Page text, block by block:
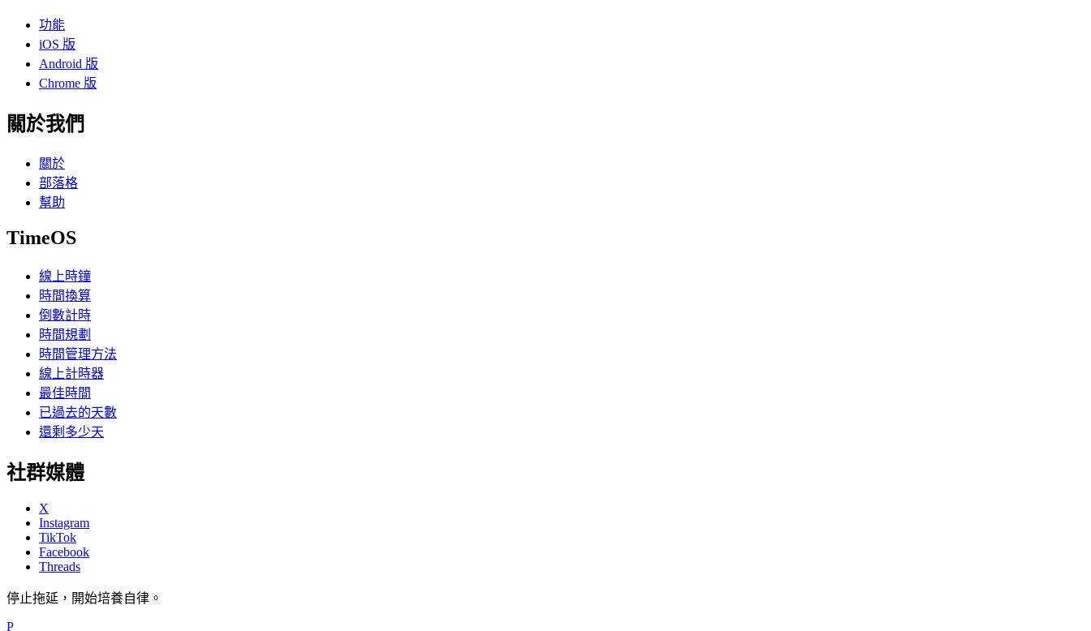
功能
iOS 版
Android 版
Chrome 版
關於我們
關於
部落格
幫助
TimeOS
線上時鐘
時間換算
倒數計時
時間規劃
時間管理方法
線上計時器
最佳時間
已過去的天數
還剩多少天
社群媒體
X
Instagram
TikTok
Facebook
Threads
停止拖延，開始培養自律。
P